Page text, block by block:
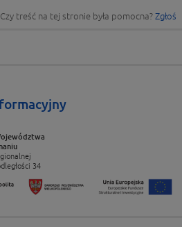
Czy treść na tej stronie była pomocna? Zgłoś
34